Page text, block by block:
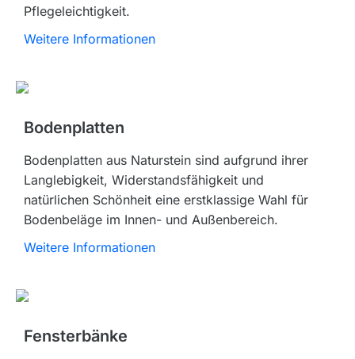
Pflegeleichtigkeit.
Weitere Informationen
Bodenplatten
Bodenplatten aus Naturstein sind aufgrund ihrer
Langlebigkeit, Widerstandsfähigkeit und
natürlichen Schönheit eine erstklassige Wahl für
Bodenbeläge im Innen- und Außenbereich.
Weitere Informationen
Fensterbänke